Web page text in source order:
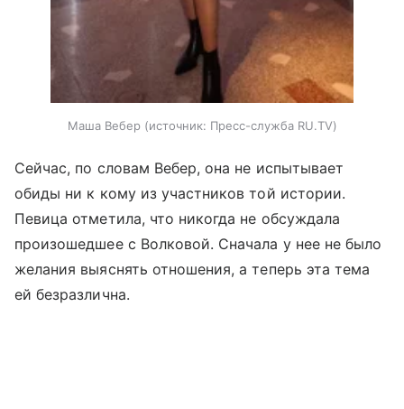
Маша Вебер источник: Пресс-служба RU.TV
Сейчас, по словам Вебер, она не испытывает
обиды ни к кому из участников той истории.
Певица отметила, что никогда не обсуждала
произошедшее с Волковой. Сначала у нее не было
желания выяснять отношения, а теперь эта тема
ей безразлична.